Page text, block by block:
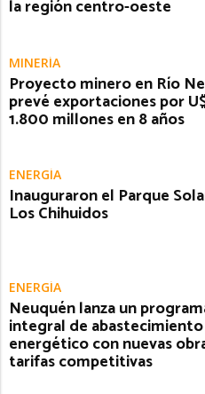
la región centro-oeste
MINERÍA
Proyecto minero en Río
prevé exportaciones por
1.800 millones en 8 años
ENERGÍA
Inauguraron el Parque
Los Chihuidos
ENERGÍA
Neuquén lanza un
integral de abastecimiento
energético con nuevas
tarifas competitivas